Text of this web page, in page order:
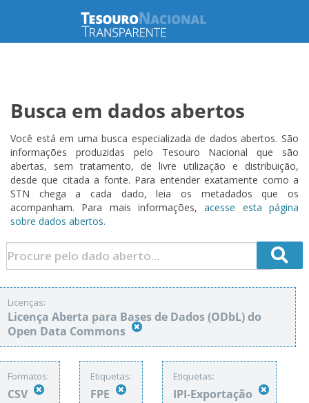
Busca em dados abertos
Você está em uma busca especializada de dados abertos. São
informações produzidas pelo Tesouro Nacional que são
abertas, sem tratamento, de livre utilização e distribuição,
desde que citada a fonte. Para entender exatamente como a
STN chega a cada dado, leia os metadados que os
acompanham. Para mais informações,acesse esta página
sobre dados abertos.
Licenças:
Licença Aberta para Bases de Dados (ODbL) do
Open Data Commons
Formatos:
CSV
Etiquetas:
FPE
Etiquetas:
IPI-Exportação